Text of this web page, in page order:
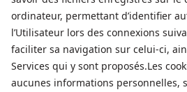
ordinateur, permettant d’identifier
l’Utilisateur lors des connexions
faciliter sa navigation sur celui-ci,
Services qui y sont proposés.Les
aucunes informations personnelles,